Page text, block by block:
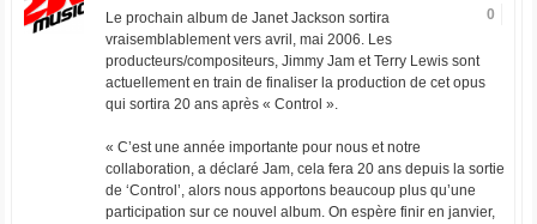
0
Le prochain album de Janet Jackson sortira
vraisemblablement vers avril, mai 2006. Les
producteurs/compositeurs, Jimmy Jam et Terry Lewis sont
actuellement en train de finaliser la production de cet opus
qui sortira 20 ans après « Control ».
« C’est une année importante pour nous et notre
collaboration, a déclaré Jam, cela fera 20 ans depuis la sortie
de ‘Control’, alors nous apportons beaucoup plus qu’une
participation sur ce nouvel album. On espère finir en janvier,